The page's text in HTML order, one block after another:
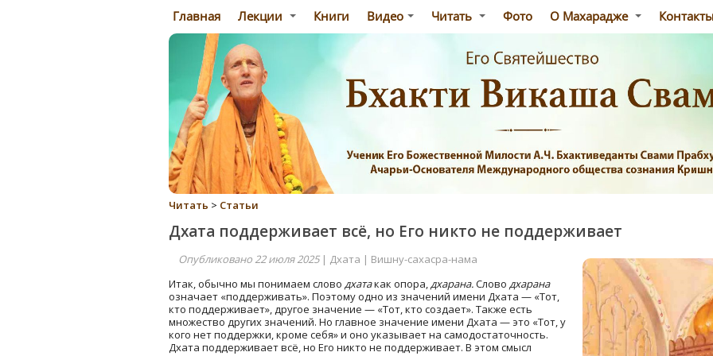
Главная Лекции Книги Видео Читать Фото О Махарадже
Читать > Статьи
Дхата поддерживает всё, но Его никто не поддерживает
Опубликовано 22 июля 2025| Дхата | Вишну-сахасра-нама
Итак, обычно мы понимаем слово дхатакак опора,дхарана.Слово дхарана
означает «поддерживать». Поэтому одно из значений имени Дхата — «Тот,
кто поддерживает», другое значение — «Тот, кто создает». Также есть
множество других значений. Но главное значение имени Дхата — это «Тот, у
кого нет поддержки, кроме себя» и оно указывает на самодостаточность.
Дхата поддерживает всё, но Его никто не поддерживает. В этом смысл